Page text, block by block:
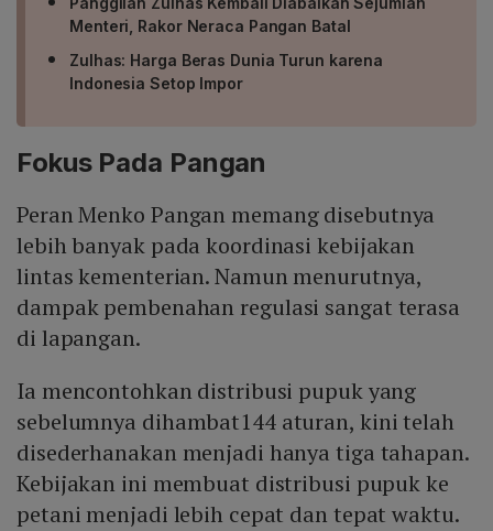
Menteri, Rakor Neraca Pangan Batal
Zulhas: Harga Beras Dunia Turun karena
Indonesia Setop Impor
Fokus Pada Pangan
Peran Menko Pangan memang disebutnya
lebih banyak pada koordinasi kebijakan
lintas kementerian. Namun menurutnya,
dampak pembenahan regulasi sangat terasa
di lapangan.
Ia mencontohkan distribusi pupuk yang
sebelumnya dihambat144 aturan, kini telah
disederhanakan menjadi hanya tiga tahapan.
Kebijakan ini membuat distribusi pupuk ke
petani menjadi lebih cepat dan tepat waktu.